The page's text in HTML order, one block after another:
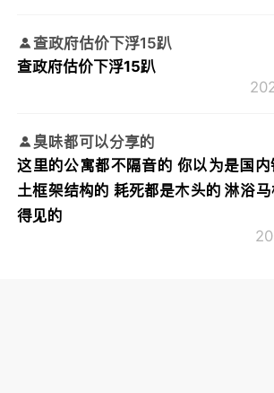
查政府估价下浮15趴
查政府估价下浮15趴
臭味都可以分享的
这里的公寓都不隔音的 你以为是国
土框架结构的 耗死都是木头的 淋浴
得见的